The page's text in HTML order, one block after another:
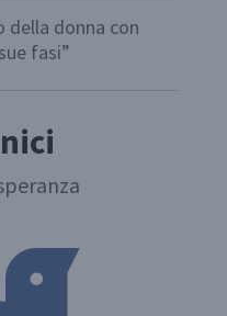
della donna con
fasi”